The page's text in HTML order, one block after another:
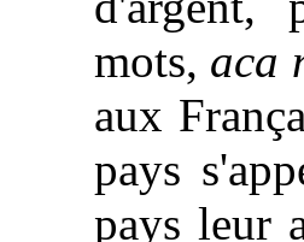
mots, aca
aux
pays
pays leur